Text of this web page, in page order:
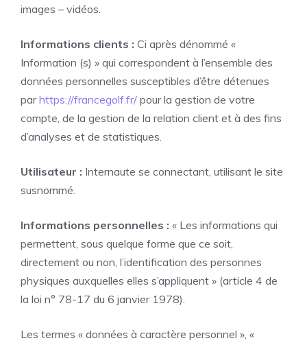
images – vidéos.
Informations clients : Ci après dénommé «
Information (s) » qui correspondent à l’ensemble des
données personnelles susceptibles d’être détenues
parhttps://francegolf.fr/ pour la gestion de votre
compte, de la gestion de la relation client et à des fins
d’analyses et de statistiques.
Utilisateur : Internaute se connectant, utilisant le site
susnommé.
Informations personnelles : « Les informations qui
permettent, sous quelque forme que ce soit,
directement ou non, l’identification des personnes
physiques auxquelles elles s’appliquent » (article 4 de
la loi n° 78-17 du 6 janvier 1978).
Les termes « données à caractère personnel », «